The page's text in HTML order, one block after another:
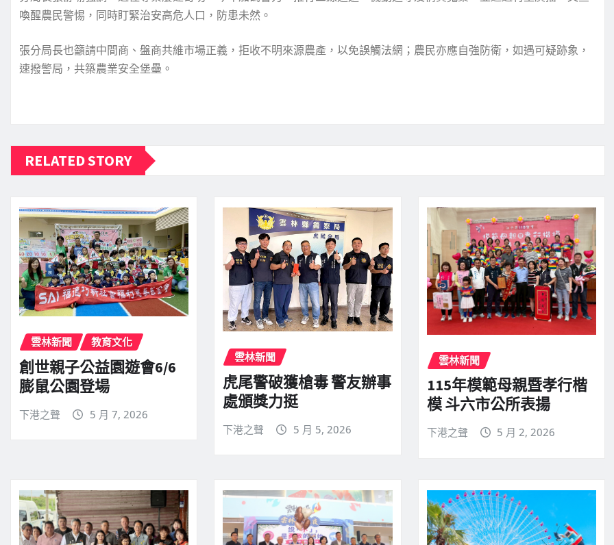
喚醒農民警惕，同時盯緊治安高危人口，防患未然。
張分局長也籲請中間商、盤商共維市場正義，拒收不明來源農產，以免誤觸法網；農民亦應自強防衛，如遇可疑跡象，
速撥警局，共築農業安全堡壘。
RELATED STORY
雲林新聞 教育文化
創世親子公益園遊會6/6
膨鼠公園登場
下港之聲 5 月 7, 2026
雲林新聞
虎尾警破獲槍毒 警友辦事
處頒獎力挺
下港之聲 5 月 5, 2026
雲林新聞
115年模範母親暨孝行楷
模 斗六市公所表揚
下港之聲 5 月 2, 2026